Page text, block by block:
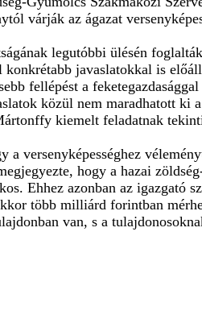
várják az ágazat
legutóbbi ülésén
javaslatokkal is
fellépést a
közül nem maradhatott ki
kiemelt feladatnak
versenyképességhez
hogy a hazai
Ehhez azonban az igazgató
több milliárd forintban
van, s a